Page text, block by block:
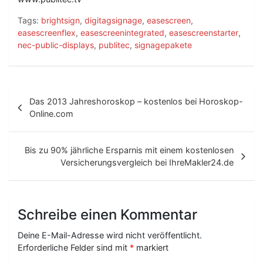
Tags: brightsign, digitagsignage, easescreen,
easescreenflex, easescreenintegrated, easescreenstarter,
nec-public-displays, publitec, signagepakete
e
i
g
Das 2013 Jahreshoroskop – kostenlos bei Horoskop-
Online.com
Bis zu 90% jährliche Ersparnis mit einem kostenlosen
Versicherungsvergleich bei IhreMakler24.de
Schreibe einen Kommentar
Deine E-Mail-Adresse wird nicht veröffentlicht.
Erforderliche Felder sind mit * markiert